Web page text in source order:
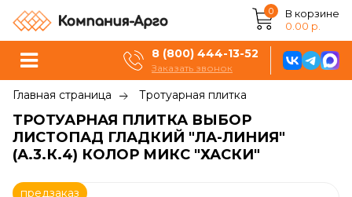
0
В корзине
0.00 р.
8 (800) 444-13-52
Заказать звонок
Главная страница Тротуарная плитка
ТРОТУАРНАЯ ПЛИТКА ВЫБОР
ЛИСТОПАД ГЛАДКИЙ "ЛА-ЛИНИЯ"
(А.3.К.4) КОЛОР МИКС "ХАСКИ"
предзаказ